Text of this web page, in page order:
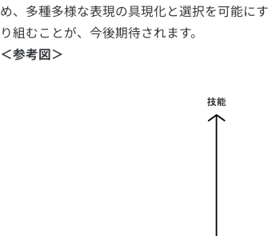
め、多種多様な表現の具現化と選択を可能に
り組むことが、今後期待されます。
＜参考図＞